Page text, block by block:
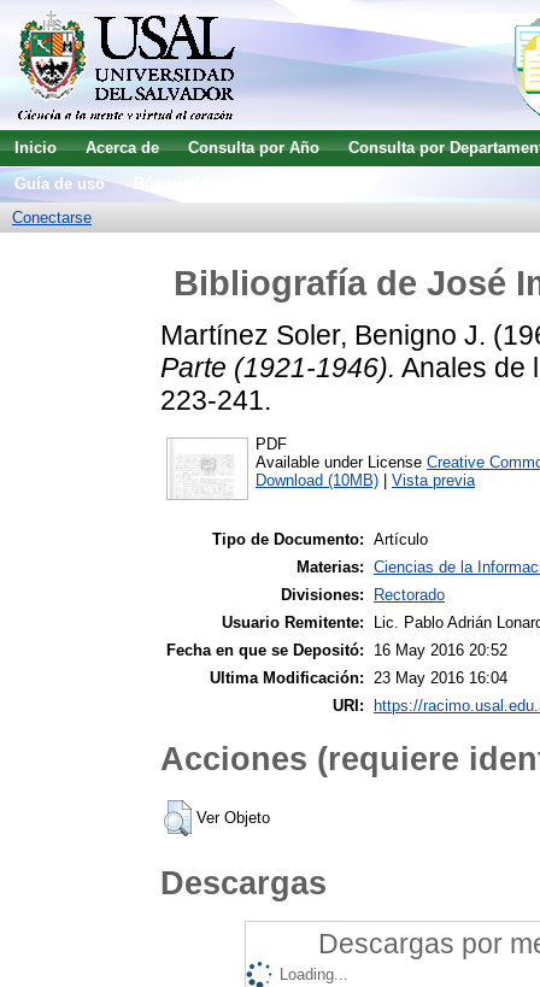
Inicio Acerca de Consulta por Año
Consulta por
Guía de uso
Conectarse
Bibliografía de José
Martínez Soler, Benigno J.
Parte (1921-1946). Anales de
223-241.
PDF
Available under License Creative
Download (10MB)
Vista previa
Tipo de Documento: Artículo
Materias: Ciencias de la
Divisiones:
Rectorado
Usuario Remitente:
Lic. Pablo Adrián
Fecha en que se Depositó:
16 May 2016 20:52
Ultima Modificación: 23 May 2016 16:04
URI:
https://
Acciones (requiere
Ver Objeto
Descargas
Descargas por
Loading...